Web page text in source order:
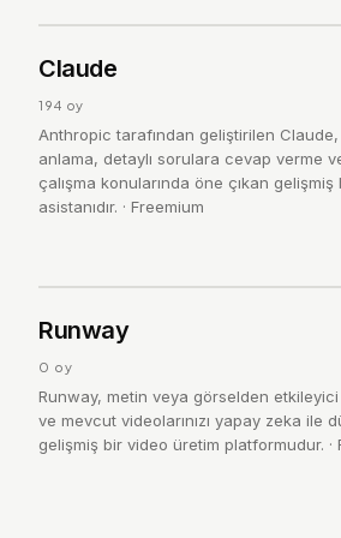
Cl
Claude
194 oy
Anthropic tarafından geliştirilen Claude,
anlama, detaylı sorulara cevap verme
çalışma konularında öne çıkan
asistanıdır. · Freemium
R
Runway
0 oy
Runway, metin veya görselden etkileyici
ve mevcut videolarınızı yapay zeka ile
gelişmiş bir video üretim platformudur. ·